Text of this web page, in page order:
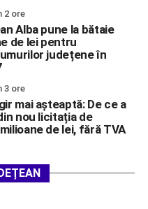
2 ore
Alba pune la bătaie
de lei pentru
județene în
3 ore
mai așteaptă: De ce a
nou licitația de
de lei, fără TVA